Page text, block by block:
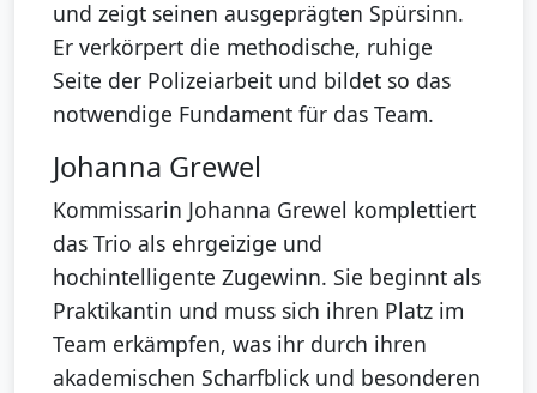
und zeigt seinen ausgeprägten Spürsinn.
Er verkörpert die methodische, ruhige
Seite der Polizeiarbeit und bildet so das
notwendige Fundament für das Team.
Johanna Grewel
Kommissarin Johanna Grewel komplettiert
das Trio als ehrgeizige und
hochintelligente Zugewinn. Sie beginnt als
Praktikantin und muss sich ihren Platz im
Team erkämpfen, was ihr durch ihren
akademischen Scharfblick und besonderen